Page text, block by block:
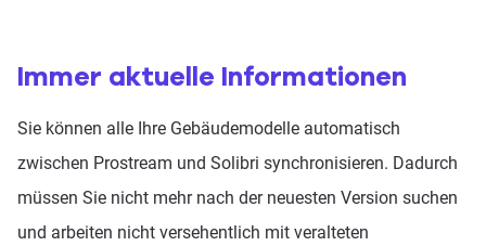
Immer aktuelle Informationen
Sie können alle Ihre Gebäudemodelle automatisch
zwischen Prostream und Solibri synchronisieren. Dadurch
müssen Sie nicht mehr nach der neuesten Version suchen
und arbeiten nicht versehentlich mit veralteten